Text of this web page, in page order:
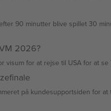
90 minutter blive spillet 30
2026?
for at rejse til USA for at
på kundesupportsiden for